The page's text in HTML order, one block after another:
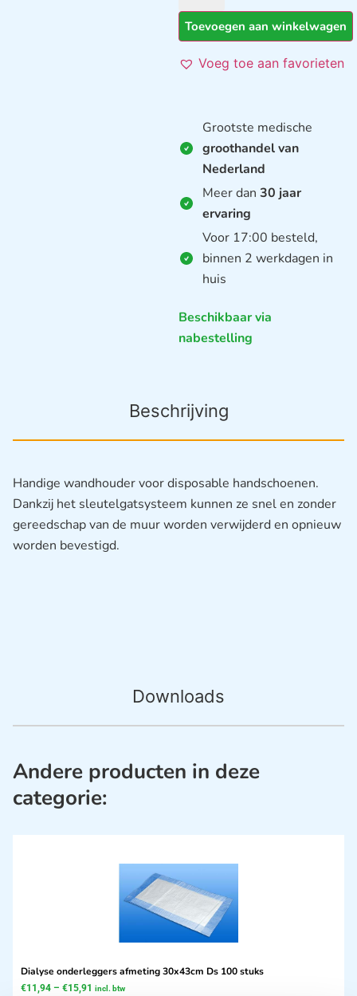
Toevoegen aan winkelwagen
Voeg toe aan favorieten
Grootste medische
groothandel van
Nederland
Meer dan 30 jaar
ervaring
Voor 17:00 besteld,
binnen 2 werkdagen in
huis
Beschikbaar via
nabestelling
Beschrijving
Downloads
Handige wandhouder voor disposable handschoenen.
Dankzij het sleutelgatsysteem kunnen ze snel en zonder
gereedschap van de muur worden verwijderd en opnieuw
worden bevestigd.
Andere producten in deze
categorie:
Dialyse onderleggers afmeting 30x43cm Ds 100 stuks
€11,94 – €15,91 incl. btw